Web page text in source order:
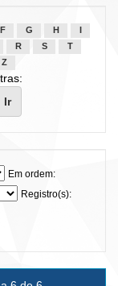
F G H
R S
T
Z
Em ordem:
Registro(s):